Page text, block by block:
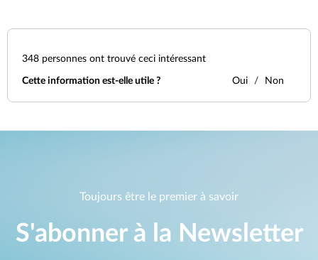
348 personnes ont trouvé ceci intéressant
Cette information est-elle utile ? Oui Non
Toujours être le premier à savoir
S'abonner à la Newsletter